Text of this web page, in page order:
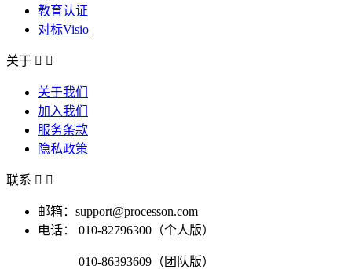
教育认证
对标Visio
关于  
关于我们
加入我们
服务条款
隐私政策
联系  
邮箱：support@processon.com
电话：
010-82796300（个人版）
010-86393609（团队版）